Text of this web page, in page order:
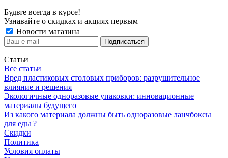
Будьте всегда в курсе!
Узнавайте о скидках и акциях первым
Новости магазина
Статьи
Все статьи
Вред пластиковых столовых приборов: разрушительное
влияние и решения
Экологичные одноразовые упаковки: инновационные
материалы будущего
Из какого материала должны быть одноразовые ланчбоксы
для еды ?
Скидки
Политика
Условия оплаты